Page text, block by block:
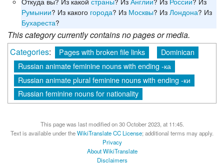
Румынии? Из какого города? Из Москвы? ИзЛондона? Из
Бухареста?
This category currently contains no pages or media.
Categories: Pages with broken file links
Dominican
Russian animate feminine nouns with ending -ка
Russian animate plural feminine nouns with ending -ки
Russian feminine nouns for nationality
This page was last modified on 30 October 2023, at 11:45.
Text is available under theWikiTranslate CC License; additional terms may apply.
Privacy
About WikiTranslate
Disclaimers